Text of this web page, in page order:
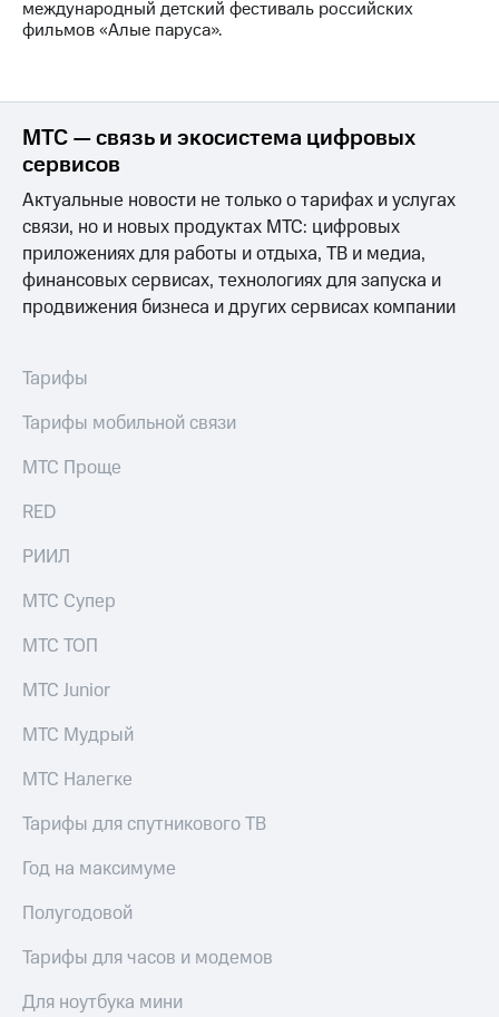
международный детский фестиваль российских
фильмов «Алые паруса».
МТС — связь и экосистема цифровых
сервисов
Актуальные новости не только о тарифах и услугах
связи, но и новых продуктах МТС: цифровых
приложениях для работы и отдыха, ТВ и медиа,
финансовых сервисах, технологиях для запуска и
продвижения бизнеса и других сервисах компании
Тарифы
Тарифы мобильной связи
МТС Проще
RED
РИИЛ
МТС Супер
МТС ТОП
МТС Junior
МТС Мудрый
МТС Налегке
Тарифы для спутникового ТВ
Год на максимуме
Полугодовой
Тарифы для часов и модемов
Для ноутбука мини